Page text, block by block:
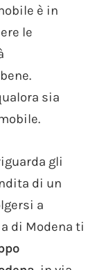
è in
le
sia
gli
di un
a
di Modena ti